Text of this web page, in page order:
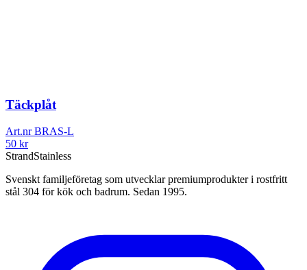
Täckplåt
Art.nrBRAS-L
50 kr
StrandStainless
Svenskt familjeföretag som utvecklar premiumprodukter i rostfritt
stål 304 för kök och badrum. Sedan 1995.